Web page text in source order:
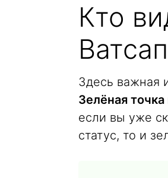
Кто
Здесь важная
Зелёная
если вы уже
статус, то и